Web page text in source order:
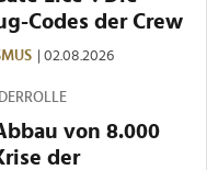
Codes der Crew
| 02.08.2026
von 8.000
der